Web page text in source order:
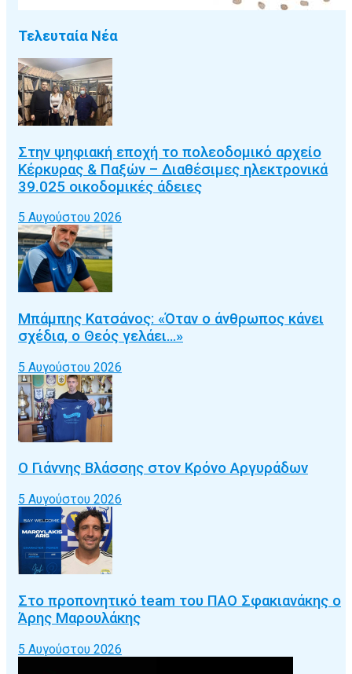
Τελευταία Νέα
Στην ψηφιακή εποχή το πολεοδομικό αρχείο
Κέρκυρας & Παξών – Διαθέσιμες ηλεκτρονικά
39.025 οικοδομικές άδειες
5 Αυγούστου 2026
Μπάμπης Κατσάνος: «Όταν ο άνθρωπος κάνει
σχέδια, ο Θεός γελάει…»
5 Αυγούστου 2026
Ο Γιάννης Βλάσσης στον Κρόνο Αργυράδων
5 Αυγούστου 2026
Στο προπονητικό team του ΠΑΟ Σφακιανάκης ο
Άρης Μαρουλάκης
5 Αυγούστου 2026